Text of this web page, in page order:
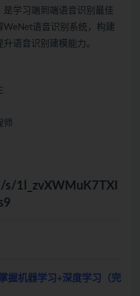
学习端到端语音识别最佳
WeNet语音识别系统，构建
语音识别建模能力。
师
s/1l_zvXWMuK7TXI
握机器学习+深度学习（完